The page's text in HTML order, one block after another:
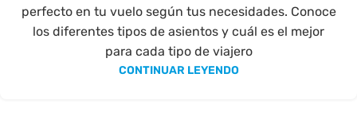
perfecto en tu vuelo según tus necesidades. Conoce
los diferentes tipos de asientos y cuál es el mejor
para cada tipo de viajero
CONTINUAR LEYENDO